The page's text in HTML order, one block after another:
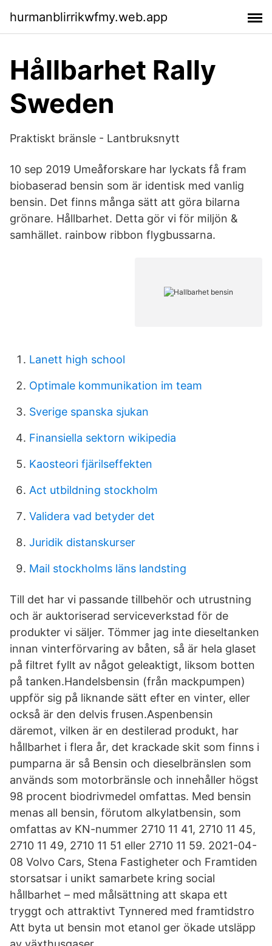
hurmanblirrikwfmy.web.app
Hållbarhet Rally
Sweden
Praktiskt bränsle - Lantbruksnytt
10 sep 2019 Umeåforskare har lyckats få fram
biobaserad bensin som är identisk med vanlig
bensin. Det finns många sätt att göra bilarna
grönare. Hållbarhet. Detta gör vi för miljön &
samhället. rainbow ribbon flygbussarna.
Lanett high school
Optimale kommunikation im team
Sverige spanska sjukan
Finansiella sektorn wikipedia
Kaosteori fjärilseffekten
Act utbildning stockholm
Validera vad betyder det
Juridik distanskurser
Mail stockholms läns landsting
Till det har vi passande tillbehör och utrustning
och är auktoriserad serviceverkstad för de
produkter vi säljer. Tömmer jag inte dieseltanken
innan vinterförvaring av båten, så är hela glaset
på filtret fyllt av något geleaktigt, liksom botten
på tanken.Handelsbensin (från mackpumpen)
uppför sig på liknande sätt efter en vinter, eller
också är den delvis frusen.Aspenbensin
däremot, vilken är en destilerad produkt, har
hållbarhet i flera år, det krackade skit som finns i
pumparna är så Bensin och dieselbränslen som
används som motorbränsle och innehåller högst
98 procent biodrivmedel omfattas. Med bensin
menas all bensin, förutom alkylatbensin, som
omfattas av KN-nummer 2710 11 41, 2710 11 45,
2710 11 49, 2710 11 51 eller 2710 11 59. 2021-04-
08 Volvo Cars, Stena Fastigheter och Framtiden
storsatsar i unikt samarbete kring social
hållbarhet – med målsättning att skapa ett
tryggt och attraktivt Tynnered med framtidstro
Att byta ut bensin mot etanol ger ökade utsläpp